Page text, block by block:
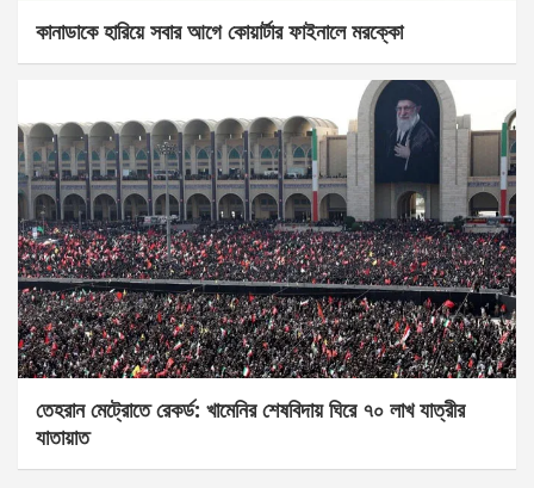
কানাডাকে হারিয়ে সবার আগে কোয়ার্টার ফাইনালে মরক্কো
তেহরান মেট্রোতে রেকর্ড: খামেনির শেষবিদায় ঘিরে ৭০ লাখ যাত্রীর
যাতায়াত